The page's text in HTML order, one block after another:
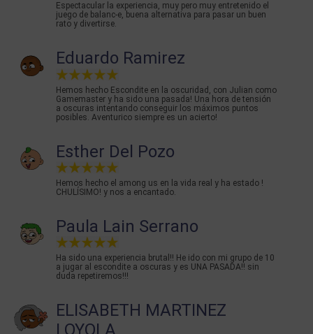
Espectacular la experiencia, muy pero muy entretenido el
juego de balanc-e, buena alternativa para pasar un buen
rato y divertirse.
Eduardo Ramirez
Hemos hecho Escondite en la oscuridad, con Julian como
Gamemaster y ha sido una pasada! Una hora de tensión
a oscuras intentando conseguir los máximos puntos
posibles. Aventurico siempre es un acierto!
Esther Del Pozo
Hemos hecho el among us en la vida real y ha estado !
CHULÍSIMO! y nos a encantado.
Paula Lain Serrano
Ha sido una experiencia brutal!! He ido con mi grupo de 10
a jugar al escondite a oscuras y es UNA PASADA!! sin
duda repetiremos!!!
ELISABETH MARTINEZ
LOYOLA